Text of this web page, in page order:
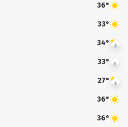
36°
33°
34°
33°
27°
36°
36°